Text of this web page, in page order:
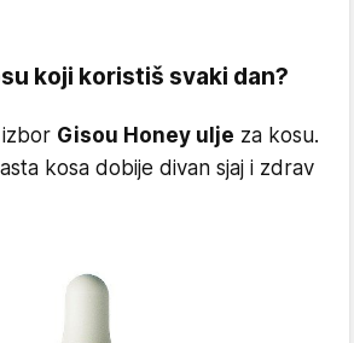
koji koristiš svaki dan?
izbor Gisou Honey ulje za kosu.
kosa dobije divan sjaj i zdrav